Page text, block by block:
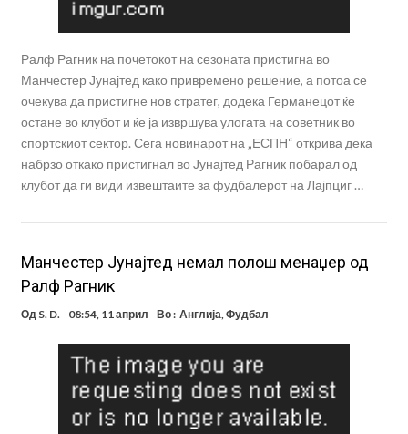
Ралф Рагник на почетокот на сезоната пристигна во
Манчестер Јунајтед како привремено решение, а потоа се
очекува да пристигне нов стратег, додека Германецот ќе
остане во клубот и ќе ја извршува улогата на советник во
спортскиот сектор. Сега новинарот на „ЕСПН“ открива дека
набрзо откако пристигнал во Јунајтед Рагник побарал од
клубот да ги види извештаите за фудбалерот на Лајпциг …
Манчестер Јунајтед немал полош менаџер од
Ралф Рагник
Од S. D. 08:54, 11 април Во : Англија,Фудбал